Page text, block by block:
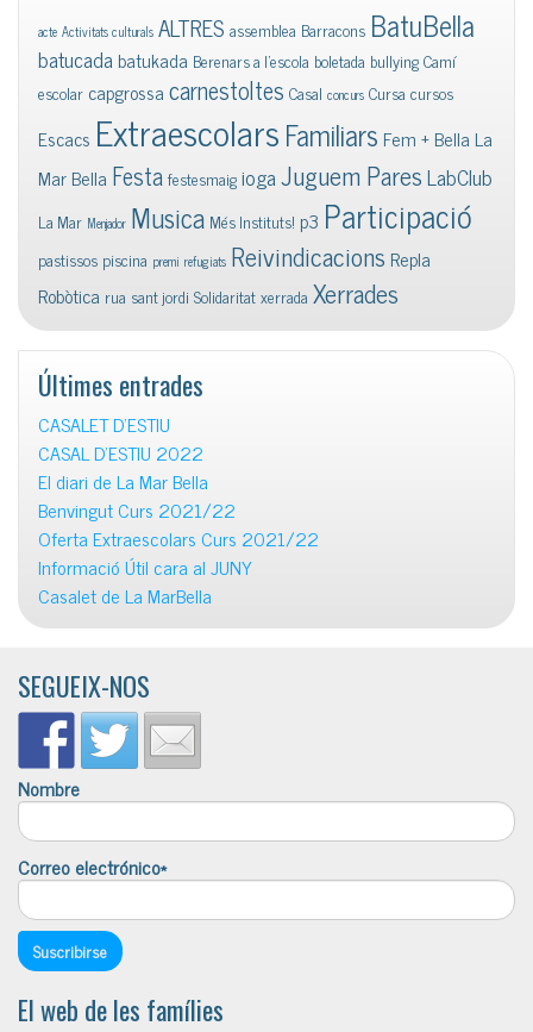
acte Activitats culturals ALTRES assemblea Barracons BatuBella
batucadabatukada Berenars a l'escola boletada bullyingCamí
escolar capgrossacarnestoltes Casal concurs Cursa cursos
Escacs ExtraescolarsFamiliars Fem + Bella La
Mar Bella FestafestesmaigiogaJuguem ParesLabClub
La Mar Menjador Musica Més Instituts! p3 Participació
pastissos piscina premi refugiats Reivindicacions Repla
Robòtica rua sant jordi Solidaritatxerrada Xerrades
Últimes entrades
CASALET D’ESTIU
CASAL D’ESTIU 2022
El diari de La Mar Bella
Benvingut Curs 2021/22
Oferta Extraescolars Curs 2021/22
Informació Útil cara al JUNY
Casalet de La MarBella
SEGUEIX-NOS
Nombre
Correo electrónico*
El web de les famílies